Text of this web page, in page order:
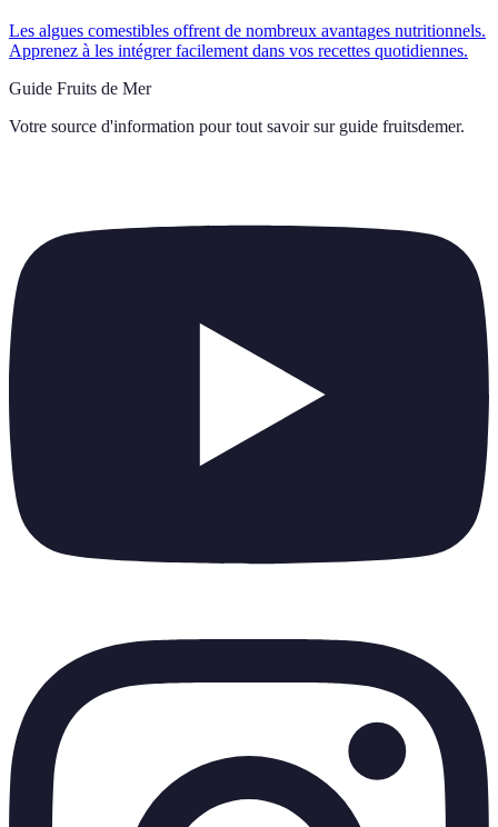
Les algues comestibles offrent de nombreux avantages nutritionnels.
Apprenez à les intégrer facilement dans vos recettes quotidiennes.
Guide Fruits de Mer
Votre source d'information pour tout savoir sur guide fruitsdemer.